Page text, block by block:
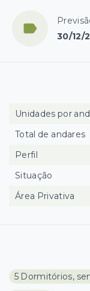
30/12/
5 Dormitórios,
Unidades por
Total de andares
Perfil
Situação
Área Privativa